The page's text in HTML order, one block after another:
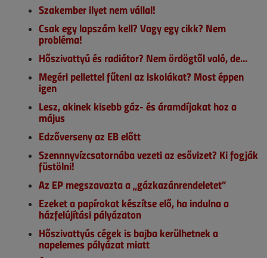
Szakember ilyet nem vállal!
Csak egy lapszám kell? Vagy egy cikk? Nem
probléma!
Hőszivattyú és radiátor? Nem ördögtől való, de…
Megéri pellettel fűteni az iskolákat? Most éppen
igen
Lesz, akinek kisebb gáz- és áramdíjakat hoz a
május
Edzőverseny az EB előtt
Szennnyvízcsatornába vezeti az esővizet? Ki fogják
füstölni!
Az EP megszavazta a „gázkazánrendeletet”
Ezeket a papírokat készítse elő, ha indulna a
házfelújítási pályázaton
Hőszivattyús cégek is bajba kerülhetnek a
napelemes pályázat miatt